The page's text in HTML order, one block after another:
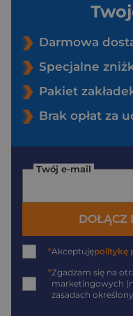
Darmowa
Specjalne
Pakiet
Brak opłat za
Twój e-mail
DOŁĄCZ
*Akceptujępolitykę
*Zgadzam się na
marketingowych
zasadach